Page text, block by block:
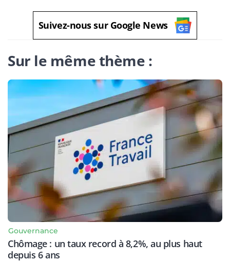
Suivez-nous sur Google News
Sur le même thème :
Gouvernance
Chômage : un taux record à 8,2%, au plus haut
depuis 6 ans